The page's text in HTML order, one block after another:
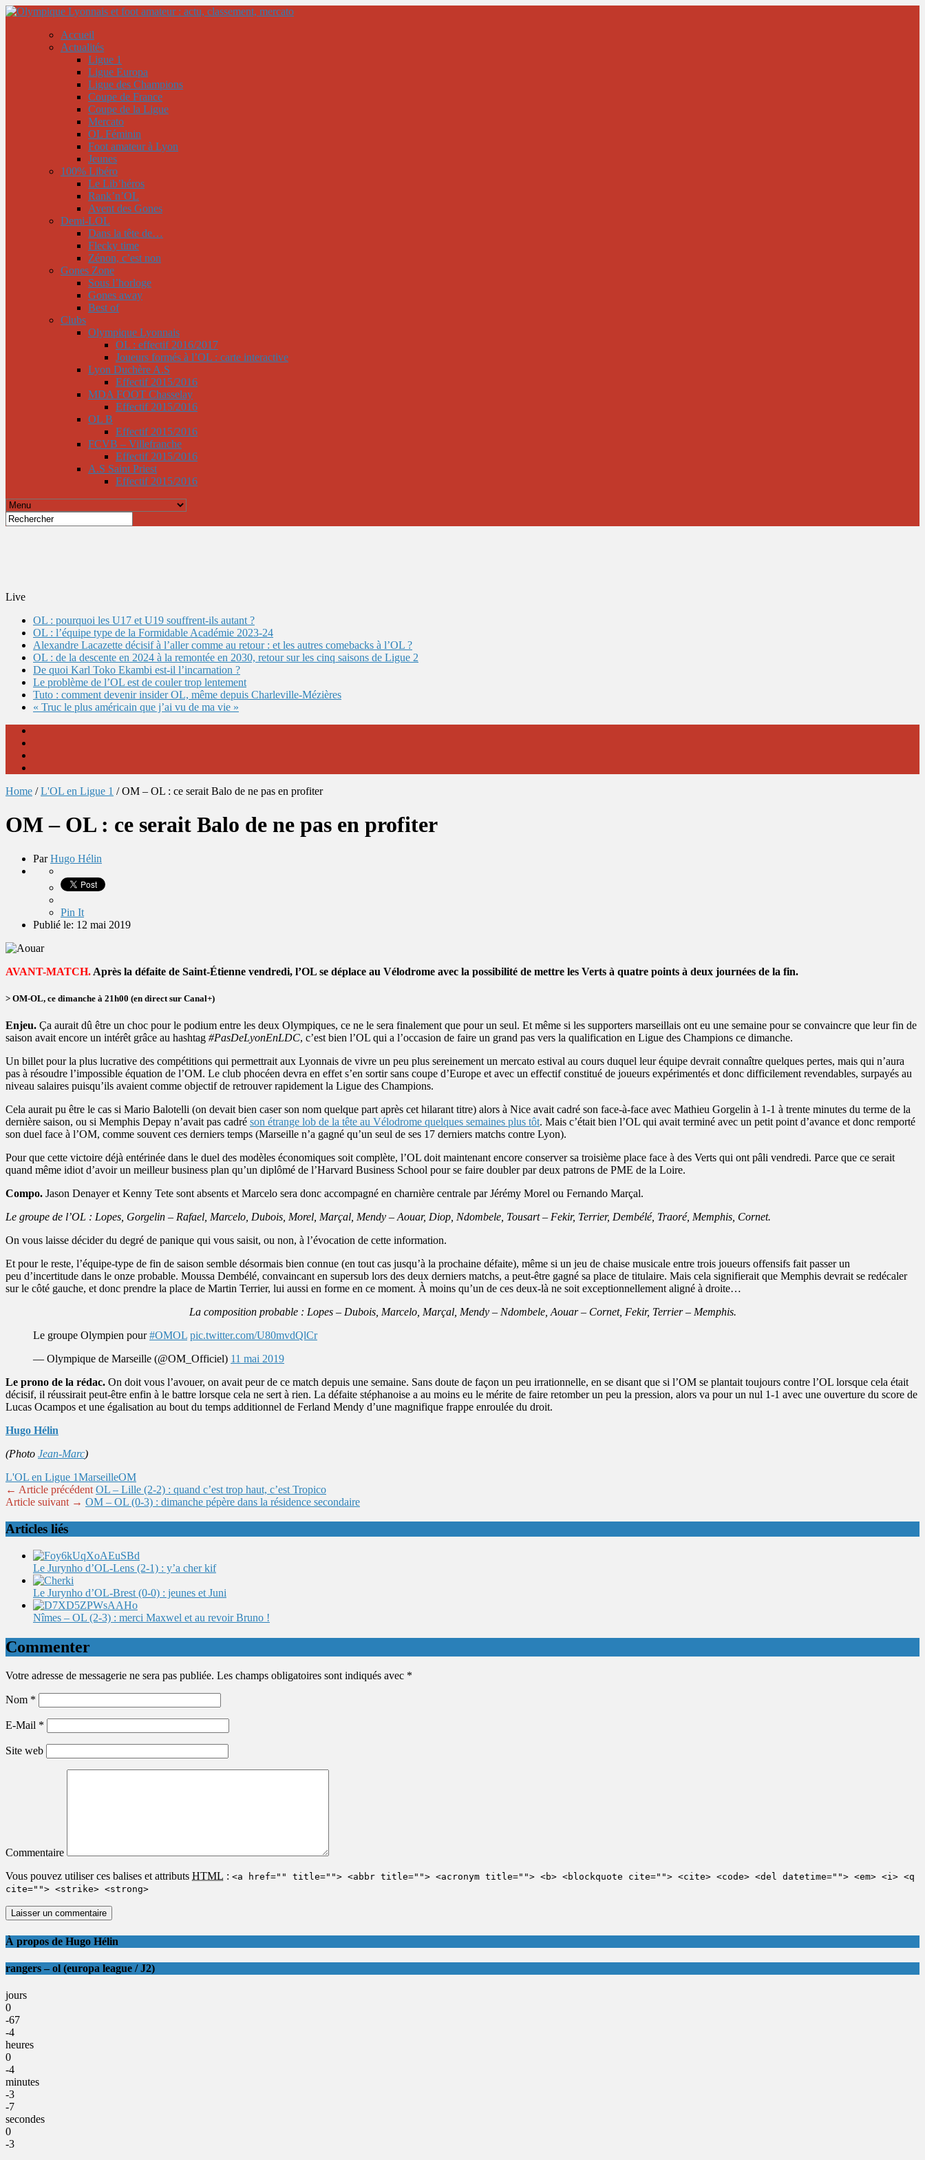
Accueil
Actualités
Ligue 1
Ligue Europa
Ligue des Champions
Coupe de France
Coupe de la Ligue
Mercato
OL Féminin
Foot amateur à Lyon
Jeunes
100% Libéro
Le Lib’héros
Rank’n’OL
Avent des Gones
Demi-LOL
Dans la tête de…
Flecky time
Zénon, c’est non
Gones Zone
Sous l’horloge
Gones away
Best of
Clubs
Olympique Lyonnais
OL : effectif 2016/2017
Joueurs formés à l’OL : carte interactive
Lyon Duchère A.S
Effectif 2015/2016
MDA FOOT Chasselay
Effectif 2015/2016
OL B
Effectif 2015/2016
FCVB – Villefranche
Effectif 2015/2016
A.S Saint Priest
Effectif 2015/2016
Live
OL : pourquoi les U17 et U19 souffrent-ils autant ?
OL : l’équipe type de la Formidable Académie 2023-24
Alexandre Lacazette décisif à l’aller comme au retour : et les autres comebacks à l’OL ?
OL : de la descente en 2024 à la remontée en 2030, retour sur les cinq saisons de Ligue 2
De quoi Karl Toko Ekambi est-il l’incarnation ?
Le problème de l’OL est de couler trop lentement
Tuto : comment devenir insider OL, même depuis Charleville-Mézières
« Truc le plus américain que j’ai vu de ma vie »
Home /L'OL en Ligue 1 /OM – OL : ce serait Balo de ne pas en profiter
OM – OL : ce serait Balo de ne pas en profiter
ParHugo Hélin
Pin It
Publié le: 12 mai 2019
AVANT-MATCH. Après la défaite de Saint-Étienne vendredi, l’OL se déplace au Vélodrome avec la possibilité de mettre les Verts à quatre points à deux journées de la fin.
> OM-OL, ce dimanche à 21h00 (en direct sur Canal+)
Enjeu. Ça aurait dû être un choc pour le podium entre les deux Olympiques, ce ne le sera finalement que pour un seul. Et même si les supporters marseillais ont eu une semaine pour se convaincre que leur fin de
saison avait encore un intérêt grâce au hashtag #PasDeLyonEnLDC, c’est bien l’OL qui a l’occasion de faire un grand pas vers la qualification en Ligue des Champions ce dimanche.
Un billet pour la plus lucrative des compétitions qui permettrait aux Lyonnais de vivre un peu plus sereinement un mercato estival au cours duquel leur équipe devrait connaître quelques pertes, mais qui n’aura
pas à résoudre l’impossible équation de l’OM. Le club phocéen devra en effet s’en sortir sans coupe d’Europe et avec un effectif constitué de joueurs expérimentés et donc difficilement revendables, surpayés au
niveau salaires puisqu’ils avaient comme objectif de retrouver rapidement la Ligue des Champions.
Cela aurait pu être le cas si Mario Balotelli (on devait bien caser son nom quelque part après cet hilarant titre) alors à Nice avait cadré son face-à-face avec Mathieu Gorgelin à 1-1 à trente minutes du terme de la
dernière saison, ou si Memphis Depay n’avait pas cadré son étrange lob de la tête au Vélodrome quelques semaines plus tôt. Mais c’était bien l’OL qui avait terminé avec un petit point d’avance et donc remporté
son duel face à l’OM, comme souvent ces derniers temps (Marseille n’a gagné qu’un seul de ses 17 derniers matchs contre Lyon).
Pour que cette victoire déjà entérinée dans le duel des modèles économiques soit complète, l’OL doit maintenant encore conserver sa troisième place face à des Verts qui ont pâli vendredi. Parce que ce serait
quand même idiot d’avoir un meilleur business plan qu’un diplômé de l’Harvard Business School pour se faire doubler par deux patrons de PME de la Loire.
Compo. Jason Denayer et Kenny Tete sont absents et Marcelo sera donc accompagné en charnière centrale par Jérémy Morel ou Fernando Marçal.
Le groupe de l’OL : Lopes, Gorgelin – Rafael, Marcelo, Dubois, Morel, Marçal, Mendy – Aouar, Diop, Ndombele, Tousart – Fekir, Terrier, Dembélé, Traoré, Memphis, Cornet.
On vous laisse décider du degré de panique qui vous saisit, ou non, à l’évocation de cette information.
Et pour le reste, l’équipe-type de fin de saison semble désormais bien connue (en tout cas jusqu’à la prochaine défaite), même si un jeu de chaise musicale entre trois joueurs offensifs fait passer un
peu d’incertitude dans le onze probable. Moussa Dembélé, convaincant en supersub lors des deux derniers matchs, a peut-être gagné sa place de titulaire. Mais cela signifierait que Memphis devrait se redécaler
sur le côté gauche, et donc prendre la place de Martin Terrier, lui aussi en forme en ce moment. À moins qu’un de ces deux-là ne soit exceptionnellement aligné à droite…
La composition probable : Lopes – Dubois, Marcelo, Marçal, Mendy – Ndombele, Aouar – Cornet, Fekir, Terrier – Memphis.
Le groupe Olympien pour#OMOL pic.twitter.com/U80mvdQlCr
— Olympique de Marseille (@OM_Officiel) 11 mai 2019
Le prono de la rédac. On doit vous l’avouer, on avait peur de ce match depuis une semaine. Sans doute de façon un peu irrationnelle, en se disant que si l’OM se plantait toujours contre l’OL lorsque cela était
décisif, il réussirait peut-être enfin à le battre lorsque cela ne sert à rien. La défaite stéphanoise a au moins eu le mérite de faire retomber un peu la pression, alors va pour un nul 1-1 avec une ouverture du score de
Lucas Ocampos et une égalisation au bout du temps additionnel de Ferland Mendy d’une magnifique frappe enroulée du droit.
Hugo Hélin
(Photo Jean-Marc)
L'OL en Ligue 1MarseilleOM
← Article précédent OL – Lille (2-2) : quand c’est trop haut, c’est Tropico
Article suivant → OM – OL (0-3) : dimanche pépère dans la résidence secondaire
Articles liés
Le Jurynho d’OL-Lens (2-1) : y’a cher kif
Le Jurynho d’OL-Brest (0-0) : jeunes et Juni
Nîmes – OL (2-3) : merci Maxwel et au revoir Bruno !
Commenter
Votre adresse de messagerie ne sera pas publiée. Les champs obligatoires sont indiqués avec *
Nom *
E-Mail *
Site web
Commentaire
Vous pouvez utiliser ces balises et attributs HTML : <a href="" title=""> <abbr title=""> <acronym title=""> <b> <blockquote cite=""> <cite> <code> <del datetime=""> <em> <i> <q
cite=""> <strike> <strong>
À propos de Hugo Hélin
rangers – ol (europa league / J2)
jours
0
-67
-4
heures
0
-4
minutes
-3
-7
secondes
0
-3